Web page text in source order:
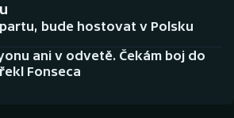
bude hostovat v Polsku
ani v odvetě. Čekám boj do
Fonseca